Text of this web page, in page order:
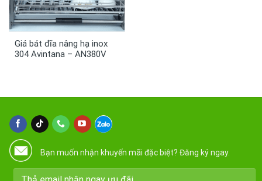
Giá bát đĩa nâng hạ inox
304 Avintana – AN380V
Bạn muốn nhận khuyến mãi đặc biệt? Đăng ký ngay.